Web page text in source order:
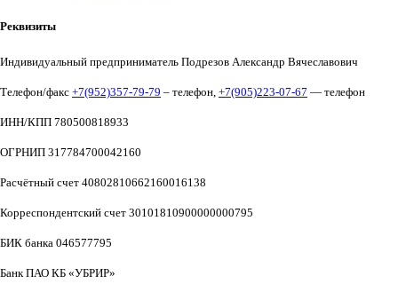
Реквизиты
Индивидуальный предприниматель Подрезов Александр Вячеславович
Телефон/факс +7(952)357-79-79 – телефон, +7(905)223-07-67 — телефон
ИНН/КПП 780500818933
ОГРНИП 317784700042160
Расчётный счет 40802810662160016138
Корреспондентский счет 30101810900000000795
БИК банка 046577795
Банк ПАО КБ «УБРИР»